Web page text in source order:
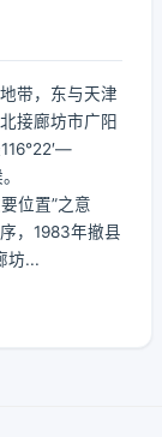
带，东与天津
接廊坊市广阳
位置”之意
，1983年撤县
坊...